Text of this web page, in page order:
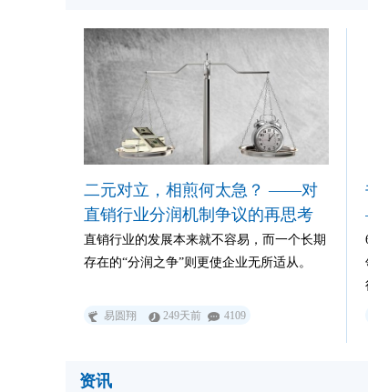
二元对立，相煎何太急？ ——对
直销行业分润机制争议的再思考
直销行业的发展本来就不容易，而一个长期
存在的“分润之争”则更使企业无所适从。
易圆翔 249天前 4109
资讯